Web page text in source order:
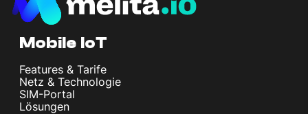
Mobile IoT
Features & Tarife
Netz & Technologie
SIM-Portal
Lösungen